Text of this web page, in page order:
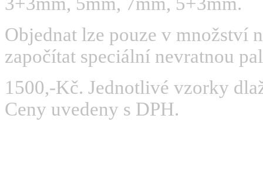
Objednat lze pouze v množství
započítat speciální nevratnou
1500,-Kč. Jednotlivé vzorky
Ceny uvedeny s DPH.